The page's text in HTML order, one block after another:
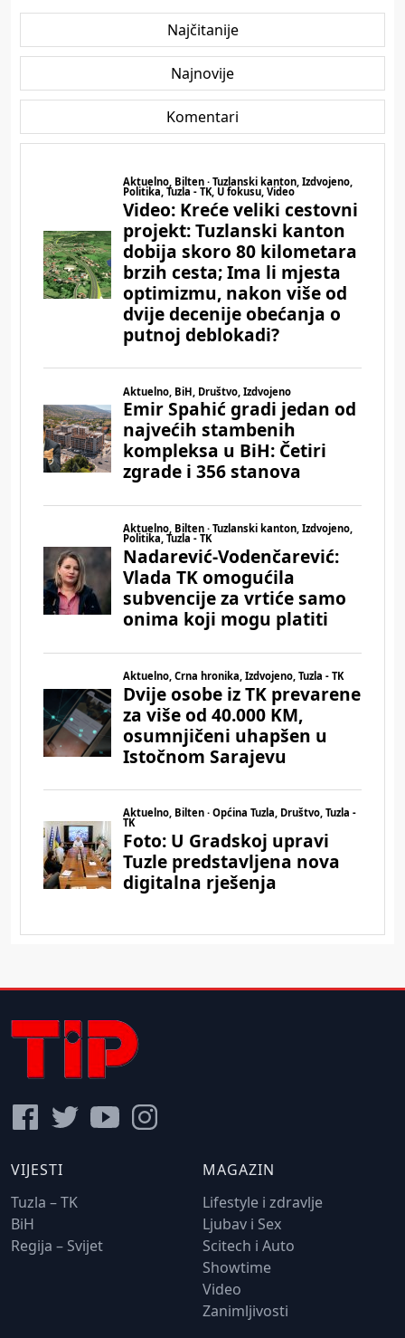
Najčitanije
Najnovije
Komentari
VIJESTI
Tuzla – TK
BiH
Regija – Svijet
MAGAZIN
Lifestyle i zdravlje
Ljubav i Sex
Scitech i Auto
Showtime
Video
Zanimljivosti